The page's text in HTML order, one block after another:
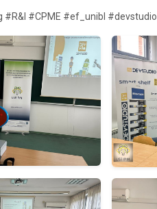
#CPME #ef_unibl #devstudio